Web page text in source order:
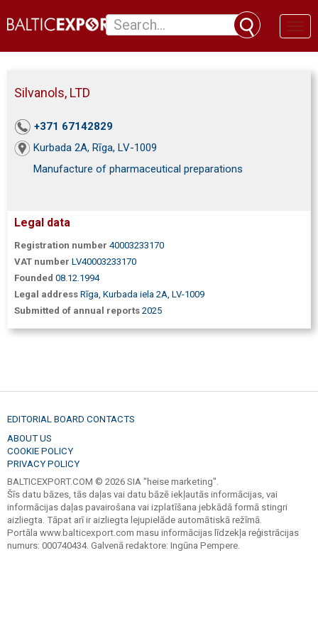
Silvanols, LTD
+371 67142829
Kurbada 2A, Rīga, LV-1009
Manufacture of pharmaceutical preparations
Legal data
Registration number 40003233170
VAT number LV40003233170
Founded 08.12.1994
Legal address Rīga, Kurbada iela 2A, LV-1009
Submitted of annual reports 2025
EDITORIAL BOARD CONTACTS
ABOUT US
COOKIE POLICY
PRIVACY POLICY
BALTICEXPORT.COM © 2026 SIA "heise marketing".
Šīs datu bāzes, tās daļas vai datu bāzē iekļautās informācijas, vai
informācijas daļas pavairošana vai izplatīšana jebkādā formā stingri
aizliegta. Tāpat arī ir aizliegta lejupielāde automātiskā režīmā.
Portāla www.balticexport.com masu informācijas līdzekļa reģistrācijas
numurs: 000740434. Galvenā redaktore: Ingūna Pempere.